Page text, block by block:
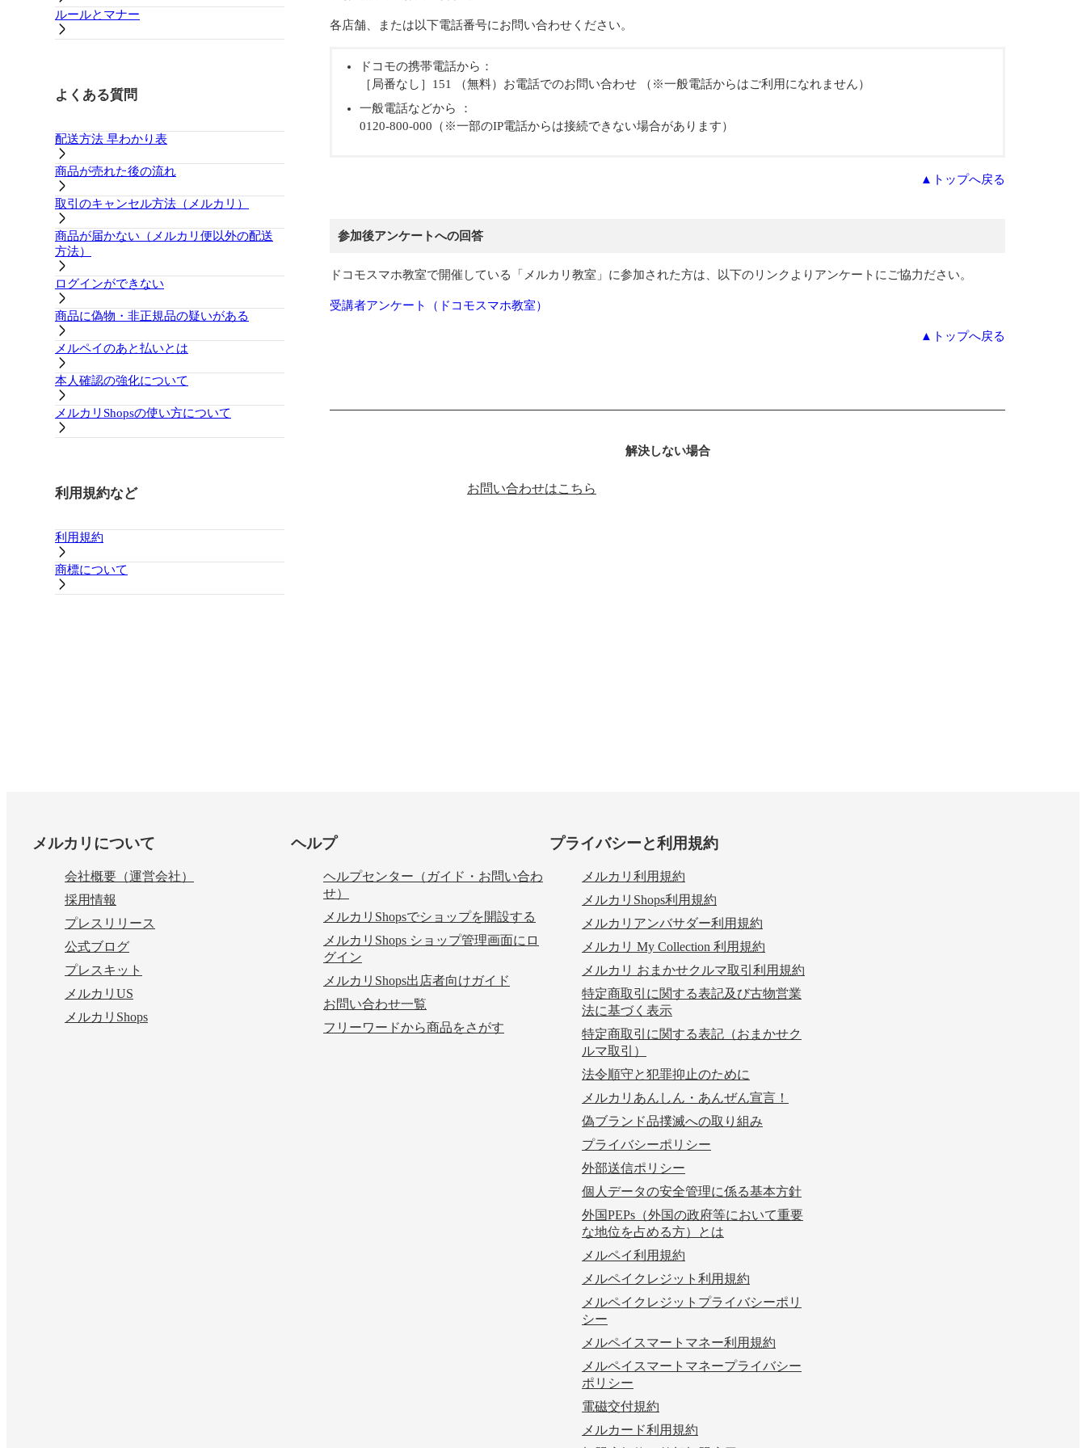
ルールとマナー
よくある質問
配送方法 早わかり表
商品が売れた後の流れ
取引のキャンセル方法（メルカリ）
商品が届かない（メルカリ便以外の配送
方法）
ログインができない
商品に偽物・非正規品の疑いがある
メルペイのあと払いとは
本人確認の強化について
メルカリShopsの使い方について
利用規約など
利用規約
商標について
各店舗、または以下電話番号にお問い合わせください。
ドコモの携帯電話から：
［局番なし］151 （無料）お電話でのお問い合わせ （※一般電話からはご利用になれません）
一般電話などから ：
0120-800-000（※一部のIP電話からは接続できない場合があります）
▲トップへ戻る
参加後アンケートへの回答
ドコモスマホ教室で開催している「メルカリ教室」に参加された方は、以下のリンクよりアンケートにご協力ださい。
受講者アンケート（ドコモスマホ教室）
▲トップへ戻る
解決しない場合
お問い合わせはこちら
メルカリについて
会社概要（運営会社）
採用情報
プレスリリース
公式ブログ
プレスキット
メルカリUS
メルカリShops
ヘルプ
ヘルプセンター（ガイド・お問い合わ
せ）
メルカリShopsでショップを開設する
メルカリShops ショップ管理画面にロ
グイン
メルカリShops出店者向けガイド
お問い合わせ一覧
フリーワードから商品をさがす
プライバシーと利用規約
メルカリ利用規約
メルカリShops利用規約
メルカリアンバサダー利用規約
メルカリ My Collection 利用規約
メルカリ おまかせクルマ取引利用規約
特定商取引に関する表記及び古物営業
法に基づく表示
特定商取引に関する表記（おまかせク
ルマ取引）
法令順守と犯罪抑止のために
メルカリあんしん・あんぜん宣言！
偽ブランド品撲滅への取り組み
プライバシーポリシー
外部送信ポリシー
個人データの安全管理に係る基本方針
外国PEPs（外国の政府等において重要
な地位を占める方）とは
メルペイ利用規約
メルペイクレジット利用規約
メルペイクレジットプライバシーポリ
シー
メルペイスマートマネー利用規約
メルペイスマートマネープライバシー
ポリシー
電磁交付規約
メルカード利用規約